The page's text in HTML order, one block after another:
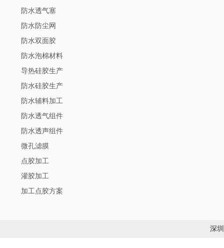
防水透气塞
防水防尘网
防水双面胶
防水泡棉材料
导热硅胶生产
防水硅胶生产
防水辅料加工
防水透气组件
防水透声组件
微孔滤膜
点胶加工
灌胶加工
加工点胶方案
深